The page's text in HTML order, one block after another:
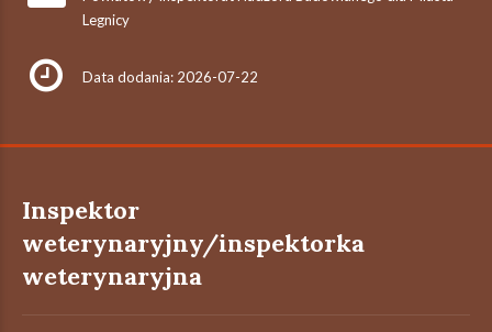
Legnicy
Data dodania: 2026-07-22
Inspektor
weterynaryjny/inspektorka
weterynaryjna